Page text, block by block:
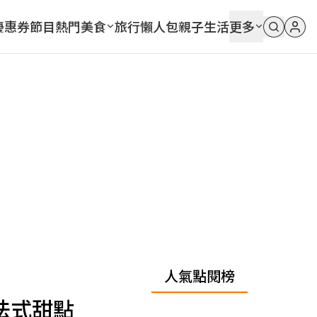
惠券節目熱門美食 旅行懶人包親子生活更多
式甜點
人氣點閱榜